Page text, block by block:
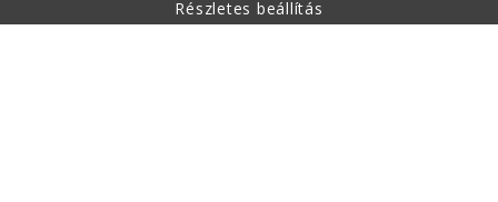
Részletes beállítás